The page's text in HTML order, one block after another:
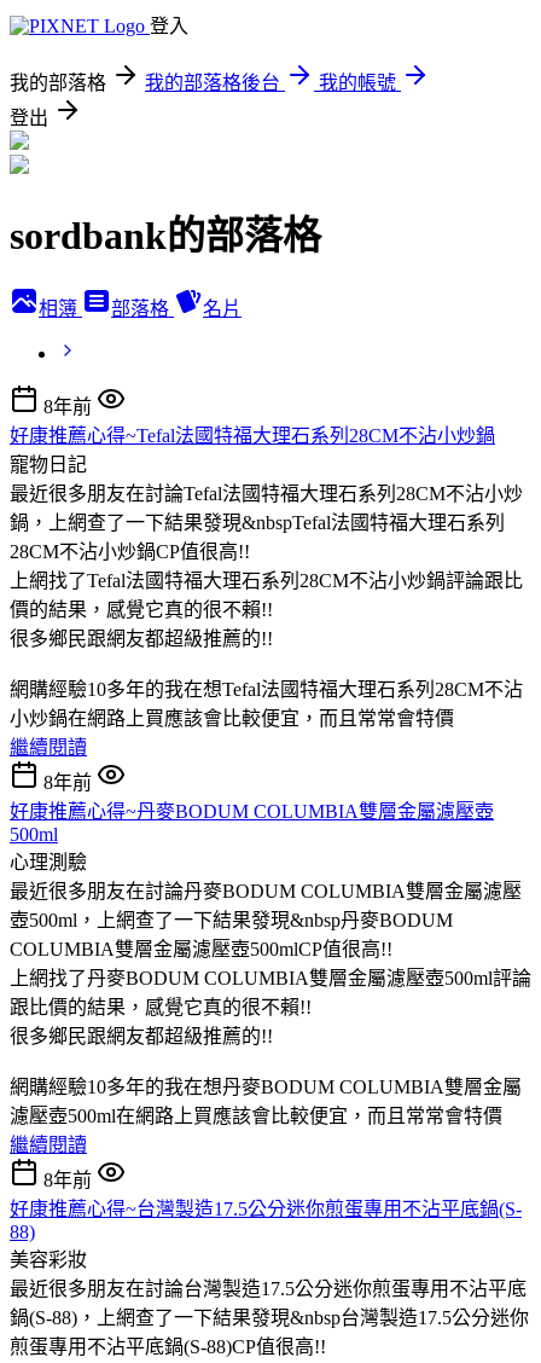
登入
我的部落格 我的部落格後台
我的帳號
登出
sordbank的部落格
相簿 部落格 名片
8年前
好康推薦心得~Tefal法國特福大理石系列28CM不沾小炒鍋
寵物日記
最近很多朋友在討論Tefal法國特福大理石系列28CM不沾小炒
鍋，上網查了一下結果發現&nbspTefal法國特福大理石系列
28CM不沾小炒鍋CP值很高!!
上網找了Tefal法國特福大理石系列28CM不沾小炒鍋評論跟比
價的結果，感覺它真的很不賴!!
很多鄉民跟網友都超級推薦的!!
網購經驗10多年的我在想Tefal法國特福大理石系列28CM不沾
小炒鍋在網路上買應該會比較便宜，而且常常會特價
繼續閱讀
8年前
好康推薦心得~丹麥BODUM COLUMBIA雙層金屬濾壓壺
500ml
心理測驗
最近很多朋友在討論丹麥BODUM COLUMBIA雙層金屬濾壓
壺500ml，上網查了一下結果發現&nbsp丹麥BODUM
COLUMBIA雙層金屬濾壓壺500mlCP值很高!!
上網找了丹麥BODUM COLUMBIA雙層金屬濾壓壺500ml評論
跟比價的結果，感覺它真的很不賴!!
很多鄉民跟網友都超級推薦的!!
網購經驗10多年的我在想丹麥BODUM COLUMBIA雙層金屬
濾壓壺500ml在網路上買應該會比較便宜，而且常常會特價
繼續閱讀
8年前
好康推薦心得~台灣製造17.5公分迷你煎蛋專用不沾平底鍋(S-
88)
美容彩妝
最近很多朋友在討論台灣製造17.5公分迷你煎蛋專用不沾平底
鍋(S-88)，上網查了一下結果發現&nbsp台灣製造17.5公分迷你
煎蛋專用不沾平底鍋(S-88)CP值很高!!